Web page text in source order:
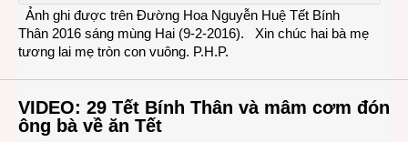
Ảnh ghi được trên Đường Hoa Nguyễn Huệ Tết Bính
Thân 2016 sáng mùng Hai (9-2-2016). Xin chúc hai bà mẹ
tương lai mẹ tròn con vuông. P.H.P.
VIDEO: 29 Tết Bính Thân và mâm cơm đón
ông bà về ăn Tết